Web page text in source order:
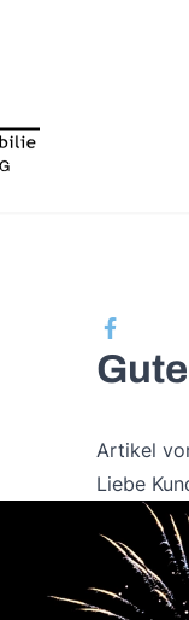
Artikel
Liebe